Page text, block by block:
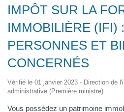
IMPÔT SUR LA
IMMOBILIÈRE (IFI) :
PERSONNES ET
CONCERNÉS
Vérifié le 01 janvier 2023 - Direction de
administrative (Première ministre)
Vous possédez un patrimoine